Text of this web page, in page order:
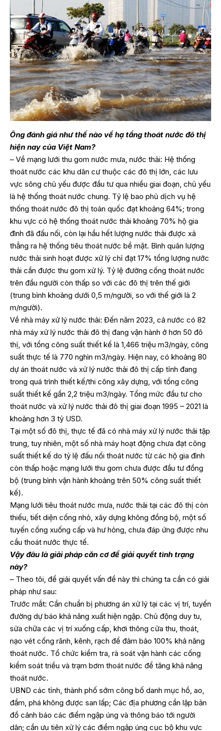
Ông đánh giá như thế nào về hạ tầng thoát nước đô thị
hiện nay của Việt Nam?
– Về mạng lưới thu gom nước mưa, nước thải: Hệ thống
thoát nước các khu dân cư thuộc các đô thị lớn, các lưu
vực sông chủ yếu được đầu tư qua nhiều giai đoạn, chủ yếu
là hệ thống thoát nước chung. Tỷ lệ bao phủ dịch vụ hệ
thống thoát nước đô thị toàn quốc đạt khoảng 64%; trong
khu vực có hệ thống thoát nước thải khoảng 70% hộ gia
đình đã đấu nối, còn lại hầu hết lượng nước thải được xả
thẳng ra hệ thống tiêu thoát nước bề mặt. Bình quân lượng
nước thải sinh hoạt được xử lý chỉ đạt 17% tổng lượng nước
thải cần được thu gom xử lý. Tỷ lệ đường cống thoát nước
trên đầu người còn thấp so với các đô thị trên thế giới
(trung bình khoảng dưới 0,5 m/người, so với thế giới là 2
m/người).
Về nhà máy xử lý nước thải: Đến năm 2023, cả nước có 82
nhà máy xử lý nước thải đô thị đang vận hành ở hơn 50 đô
thị, với tổng công suất thiết kế là 1,466 triệu m3/ngày, công
suất thực tế là 770 nghìn m3/ngày. Hiện nay, có khoảng 80
dự án thoát nước và xử lý nước thải đô thị cấp tỉnh đang
trong quá trình thiết kế/thi công xây dựng, với tổng công
suất thiết kế gần 2,2 triệu m3/ngày. Tổng mức đầu tư cho
thoát nước và xử lý nước thải đô thị giai đoạn 1995 – 2021 là
khoảng hơn 3 tỷ USD.
Tại một số đô thị, thực tế đã có nhà máy xử lý nước thải tập
trung, tuy nhiên, một số nhà máy hoạt động chưa đạt công
suất thiết kế do tỷ lệ đấu nối thoát nước từ các hộ gia đình
còn thấp hoặc mạng lưới thu gom chưa được đầu tư đồng
bộ (trung bình vận hành khoảng trên 50% công suất thiết
kế).
Mạng lưới tiêu thoát nước mưa, nước thải tại các đô thị còn
thiếu, tiết diện cống nhỏ, xây dựng không đồng bộ, một số
tuyến cống xuống cấp và hư hỏng, chưa đáp ứng được nhu
cầu thoát nước thực tế.
Vậy đâu là giải pháp căn cơ để giải quyết tình trạng
này?
– Theo tôi, để giải quyết vấn đề này thì chúng ta cần có giải
pháp như sau:
Trước mắt: Cần chuẩn bị phương án xử lý tại các vị trí, tuyến
đường dự báo khả năng xuất hiện ngập. Chủ động duy tu,
sửa chữa các vị trí xuống cấp, khơi thông cửa thu, thoát,
nạo vét cống rãnh, kênh, rạch để đảm bảo 100% khả năng
thoát nước. Tổ chức kiểm tra, rà soát vận hành các cống
kiểm soát triều và trạm bơm thoát nước để tăng khả năng
thoát nước.
UBND các tỉnh, thành phố sớm công bố danh mục hồ, ao,
đầm, phá không được san lấp; Các địa phương cần lập bản
đồ cảnh báo các điểm ngập úng và thông báo tới người
dân; cần ưu tiên xử lý các điểm ngập úng cục bộ khu vực